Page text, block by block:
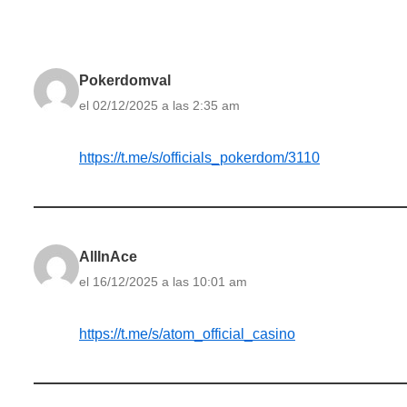
Pokerdomval
el 02/12/2025 a las 2:35 am
https://t.me/s/officials_pokerdom/3110
AllInAce
el 16/12/2025 a las 10:01 am
https://t.me/s/atom_official_casino